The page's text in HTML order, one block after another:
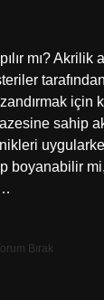
mı? Akrilik
için
sahip
boyanabilir
Bırak